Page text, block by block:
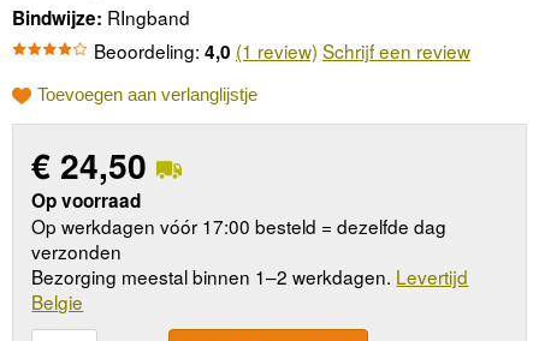
Bindwijze: RIngband
Beoordeling: 4,0 (1 review) Schrijf een review
Toevoegen aan verlanglijstje
€ 24,50
Op voorraad
Op werkdagen vóór 17:00 besteld = dezelfde dag
verzonden
Bezorging meestal binnen 1–2 werkdagen. Levertijd
Belgie